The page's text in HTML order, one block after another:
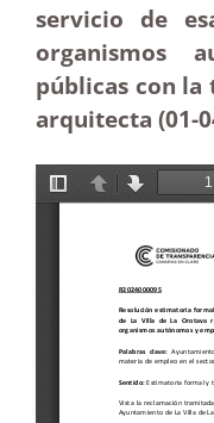
servicio de
organismos
públicas con
arquitecta (01-